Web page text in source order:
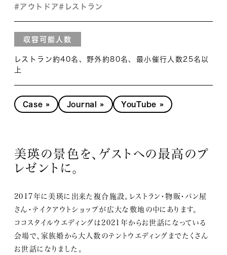
#アウトドア#レストラン
収容可能人数
レストラン約40名、野外約80名、最小催行人数25名以
上
Case » Journal » YouTube »
美瑛の景色を、ゲストへの最高のプ
レゼントに。
2017年に美瑛に出来た複合施設。レストラン・物販・パン屋
さん・テイクアウトショップが広大な敷地の中にあります。
ココスタイルウエディングは2021年からお世話になっている
会場で、家族婚から大人数のテントウエディングまでたくさん
お世話になりました。